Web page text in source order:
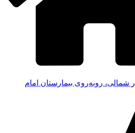
شمالی، روبه‌روی بیمارستان امام